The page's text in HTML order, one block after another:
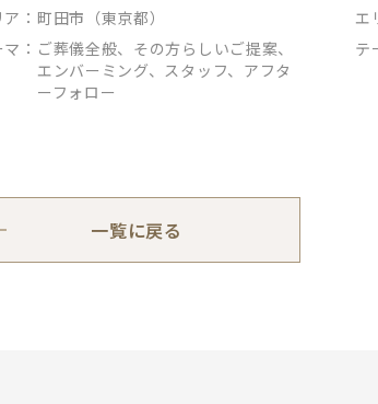
： 町田市（東京都）
： ご葬儀全般、その方らしいご提案、
エンバーミング、スタッフ、アフタ
ーフォロー
エ
テ
一覧に戻る